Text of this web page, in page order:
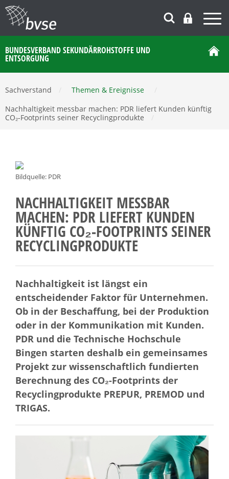
BUNDESVERBAND SEKUNDÄRROHSTOFFE UND
ENTSORGUNG
Sachverstand Themen & Ereignisse
Nachhaltigkeit messbar machen: PDR liefert Kunden künftig
CO₂-Footprints seiner Recyclingprodukte
Bildquelle: PDR
NACHHALTIGKEIT MESSBAR
MACHEN: PDR LIEFERT KUNDEN
KÜNFTIG CO₂-FOOTPRINTS SEINER
RECYCLINGPRODUKTE
Nachhaltigkeit ist längst ein
entscheidender Faktor für Unternehmen.
Ob in der Beschaffung, bei der Produktion
oder in der Kommunikation mit Kunden.
PDR und die Technische Hochschule
Bingen starten deshalb ein gemeinsames
Projekt zur wissenschaftlich fundierten
Berechnung des CO₂-Footprints der
Recyclingprodukte PREPUR, PREMOD und
TRIGAS.